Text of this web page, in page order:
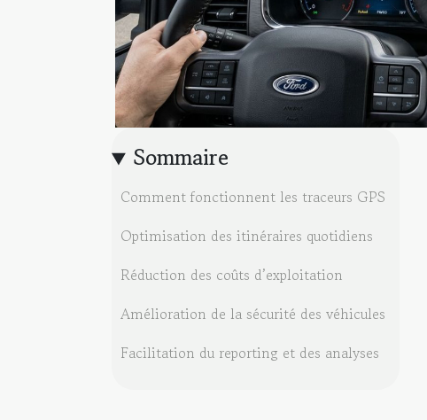
Sommaire
Comment fonctionnent les traceurs GPS
Optimisation des itinéraires quotidiens
Réduction des coûts d’exploitation
Amélioration de la sécurité des véhicules
Facilitation du reporting et des analyses